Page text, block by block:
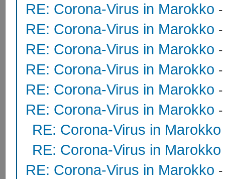
RE: Corona-Virus in Marokko
RE: Corona-Virus in Marokko
RE: Corona-Virus in Marokko
RE: Corona-Virus in Marokko
RE: Corona-Virus in Marokko
RE: Corona-Virus in Marokko
RE: Corona-Virus in Marokko
RE: Corona-Virus in Marokko
RE: Corona-Virus in Marokko